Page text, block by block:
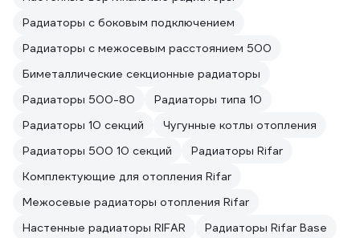
Радиаторы с боковым подключением
Радиаторы с межосевым расстоянием 500
Биметаллические секционные радиаторы
Радиаторы 500-80
Радиаторы типа 10
Радиаторы 10 секций
Чугунные котлы отопления
Радиаторы 500 10 секций
Радиаторы Rifar
Комплектующие для отопления Rifar
Межосевые радиаторы отопления Rifar
Настенные радиаторы RIFAR
Радиаторы Rifar Base